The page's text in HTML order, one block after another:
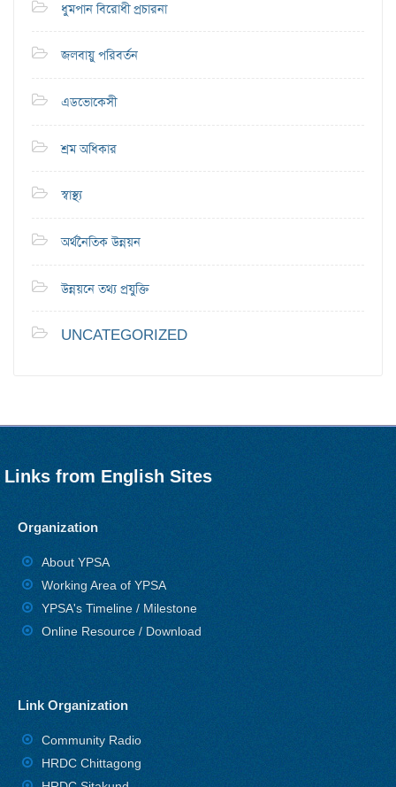
ধুমপান বিরোধী প্রচারনা
জলবায়ু পরিবর্তন
এডভোকেসী
শ্রম অধিকার
স্বাস্থ্য
অর্থনৈতিক উন্নয়ন
উন্নয়নে তথ্য প্রযুক্তি
UNCATEGORIZED
Links from English Sites
Organization
About YPSA
Working Area of YPSA
YPSA's Timeline / Milestone
Online Resource / Download
Link Organization
Community Radio
HRDC Chittagong